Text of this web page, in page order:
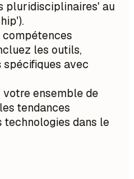
pluridisciplinaires' au
compétences
les outils,
spécifiques avec
votre ensemble de
tendances
technologies dans le